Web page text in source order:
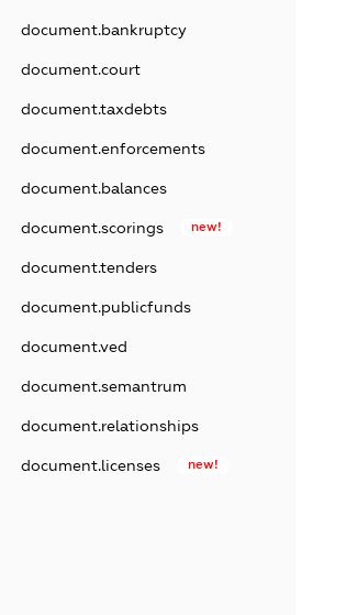
document.bankruptcy
document.court
document.taxdebts
document.enforcements
document.balances
document.scorings new!
document.tenders
document.publicfunds
document.ved
document.semantrum
document.relationships
document.licenses new!